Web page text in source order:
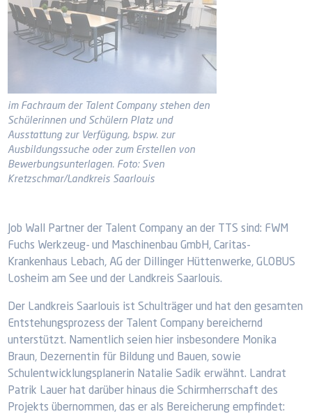
im Fachraum der Talent Company stehen den
Schülerinnen und Schülern Platz und
Ausstattung zur Verfügung, bspw. zur
Ausbildungssuche oder zum Erstellen von
Bewerbungsunterlagen. Foto: Sven
Kretzschmar/Landkreis Saarlouis
Job Wall Partner der Talent Company an der TTS sind: FWM
Fuchs Werkzeug- und Maschinenbau GmbH, Caritas-
Krankenhaus Lebach, AG der Dillinger Hüttenwerke, GLOBUS
Losheim am See und der Landkreis Saarlouis.
Der Landkreis Saarlouis ist Schulträger und hat den gesamten
Entstehungsprozess der Talent Company bereichernd
unterstützt. Namentlich seien hier insbesondere Monika
Braun, Dezernentin für Bildung und Bauen, sowie
Schulentwicklungsplanerin Natalie Sadik erwähnt. Landrat
Patrik Lauer hat darüber hinaus die Schirmherrschaft des
Projekts übernommen, das er als Bereicherung empfindet: